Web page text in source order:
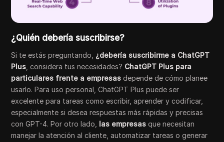
¿Quién debería suscribirse?
Si te estás preguntando, ¿debería suscribirme a ChatGPT
Plus , considera tus necesidades? ChatGPT Plus para
particulares frente a empresas depende de cómo planee
usarlo. Para uso personal, ChatGPT Plus puede ser
excelente para tareas como escribir, aprender y codificar,
especialmente si desea respuestas más rápidas y precisas
con GPT-4. Por otro lado, las empresas que necesitan
manejar la atención al cliente, automatizar tareas o generar